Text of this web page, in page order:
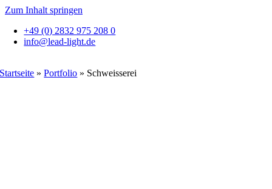
Zum Inhalt springen
+49 (0) 2832 975 208 0
info@lead-light.de
Startseite »Portfolio » Schweisserei